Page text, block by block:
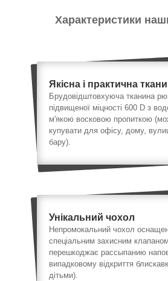
Характеристики
Якісна і практична
Брудовідштовхуюча тканина
підвищеної міцності 600 D з
м'якою восковою пропиткою
купувати для офісу, дому,
бару).
Унікальний чохол
Непромокальний чохол
спеціальним захисним
перешкоджає рассыпанию
випадковому відкриття
дітьми).